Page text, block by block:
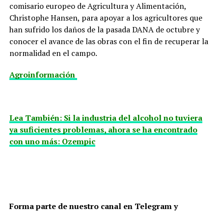
comisario europeo de Agricultura y Alimentación,
Christophe Hansen, para apoyar a los agricultores que
han sufrido los daños de la pasada DANA de octubre y
conocer el avance de las obras con el fin de recuperar la
normalidad en el campo.
Agroinformación
Lea También: Si la industria del alcohol no tuviera
ya suficientes problemas, ahora se ha encontrado
con uno más: Ozempic
Forma parte de nuestro canal en Telegram y